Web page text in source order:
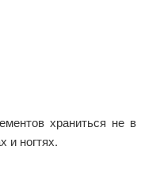
храниться не в
и ногтях.